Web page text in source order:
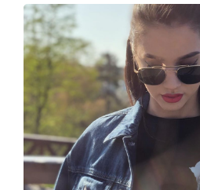
Forma ramei:
Culoarea ramei:
Materialul ramei :
Mărime:
Lățimea ramei:
Lungimea brațelor:
Lățimea punții nazale: